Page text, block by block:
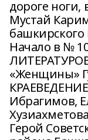
дороге
Мустай
Начало в №
«Женщины»
Ибрагимов,
Герой